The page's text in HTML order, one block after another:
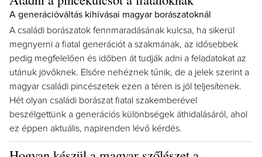
A generációváltás kihívásai magyar borászatoknál
A családi borászatok fennmaradásának kulcsa, ha sikerül
megnyerni a fiatal generációt a szakmának, az idősebbek
pedig megfelelően és időben át tudják adni a feladatokat az
utánuk jövőknek. Elsőre nehéznek tűnik, de a jelek szerint a
magyar családi pincészetek ezen a téren is jól teljesítenek.
Hét olyan családi borászat fiatal szakemberével
beszélgettünk a generációs különbségek áthidalásáról, ahol
ez éppen aktuális, napirenden lévő kérdés.